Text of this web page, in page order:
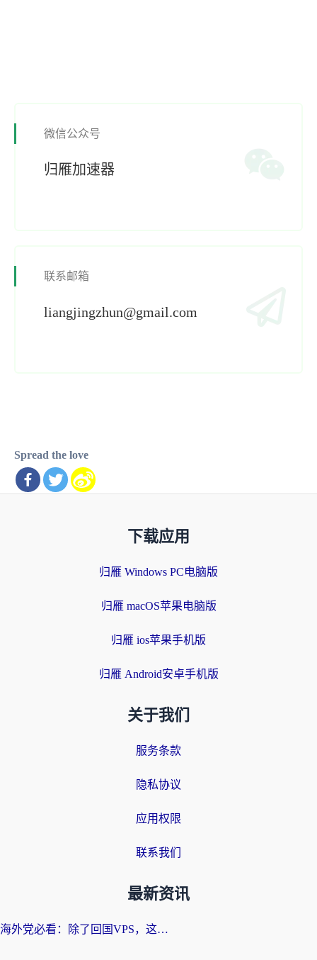
微信公众号
归雁加速器
联系邮箱
liangjingzhun@gmail.com
Spread the love
下载应用
归雁 Windows PC电脑版
归雁 macOS苹果电脑版
归雁 ios苹果手机版
归雁 Android安卓手机版
关于我们
服务条款
隐私协议
应用权限
联系我们
最新资讯
海外党必看：除了回国VPS，这样选加速器也能无缝刷国内资源？